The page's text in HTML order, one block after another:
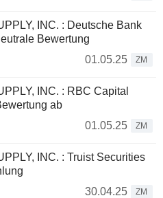
INC. : Deutsche Bank
Bewertung
01.05.25
ZM
INC. : RBC Capital
ab
01.05.25
ZM
INC. : Truist Securities
30.04.25
ZM